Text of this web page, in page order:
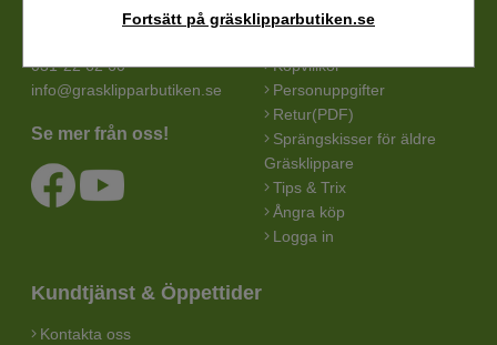
Fortsätt på gräsklipparbutiken.se
422 46 Hisings Backa
031-22 62 60
info@grasklipparbutiken.se
Se mer från oss!
Klippo artikelnummer
Köpvillkor
Personuppgifter
Retur(PDF)
Sprängskisser för äldre
Gräsklippare
Tips & Trix
Ångra köp
Logga in
Kundtjänst & Öppettider
Kontakta oss